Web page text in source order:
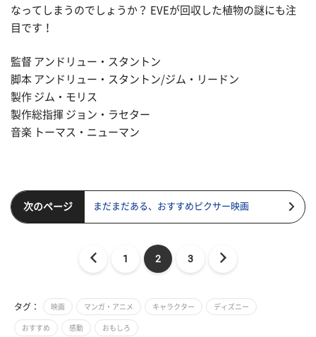
なってしまうのでしょうか？ EVEが回収した植物の謎にも注
目です！
監督 アンドリュー・スタントン
脚本 アンドリュー・スタントン/ジム・リードン
製作 ジム・モリス
製作総指揮 ジョン・ラセター
音楽 トーマス・ニューマン
次のページ まだまだある、おすすめピクサー映画
1 2 3
タグ： 映画 マンガ・アニメ キャラクター ディズニー
おすすめ 感動 おもしろ